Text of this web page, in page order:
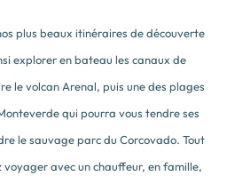
plus beaux itinéraires de découverte
explorer en bateau les canaux de
le volcan Arenal, puis une des plages
qui pourra vous tendre ses
le sauvage parc du Corcovado. Tout
avec un chauffeur, en famille,